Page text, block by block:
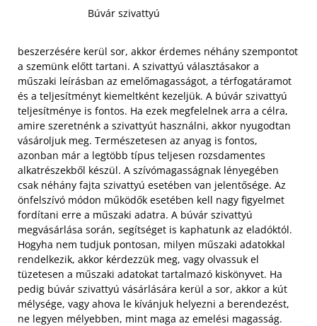
Búvár szivattyú
beszerzésére kerül sor, akkor érdemes néhány szempontot
a szemünk előtt tartani. A szivattyú választásakor a
műszaki leírásban az emelőmagasságot, a térfogatáramot
és a teljesítményt kiemeltként kezeljük. A búvár szivattyú
teljesítménye is fontos. Ha ezek megfelelnek arra a célra,
amire szeretnénk a szivattyút használni, akkor nyugodtan
vásároljuk meg. Természetesen az anyag is fontos,
azonban már a legtöbb típus teljesen rozsdamentes
alkatrészekből készül. A szívómagasságnak lényegében
csak néhány fajta szivattyú esetében van jelentősége. Az
önfelszívó módon működők esetében kell nagy figyelmet
fordítani erre a műszaki adatra. A búvár szivattyú
megvásárlása során, segítséget is kaphatunk az eladóktól.
Hogyha nem tudjuk pontosan, milyen műszaki adatokkal
rendelkezik, akkor kérdezzük meg, vagy olvassuk el
tüzetesen a műszaki adatokat tartalmazó kiskönyvet. Ha
pedig búvár szivattyú vásárlására kerül a sor, akkor a kút
mélysége, vagy ahova le kívánjuk helyezni a berendezést,
ne legyen mélyebben, mint maga az emelési magasság.